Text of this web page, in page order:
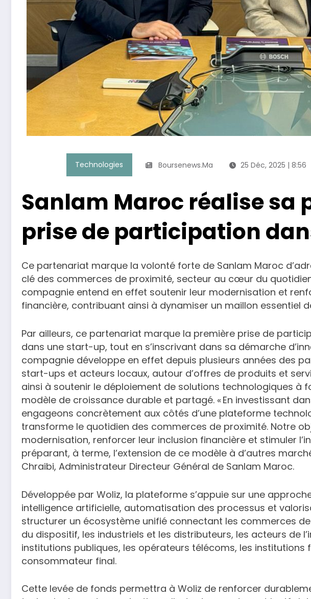
Technologies Boursenews.ma 25 Déc, 2025 | 8:56
Sanlam Maroc réalise sa
prise de participation
Ce partenariat marque la volonté forte de Sanlam Maroc
clé des commerces de proximité, secteur au cœur du
compagnie entend en effet soutenir leur modernisation et
financière, contribuant ainsi à dynamiser un maillon essentiel
Par ailleurs, ce partenariat marque la première prise de
dans une start-up, tout en s’inscrivant dans sa démarche
compagnie développe en effet depuis plusieurs années des
start-ups et acteurs locaux, autour d’offres de produits et
ainsi à soutenir le déploiement de solutions technologiques à
modèle de croissance durable et partagé. « En investissant
engageons concrètement aux côtés d’une plateforme
transforme le quotidien des commerces de proximité. Notre
modernisation, renforcer leur inclusion financière et stimuler
préparant, à terme, l’extension de ce modèle à d’autres
Chraibi, Administrateur Directeur Général de Sanlam Maroc.
Développée par Woliz, la plateforme s’appuie sur une
intelligence artificielle, automatisation des processus et
structurer un écosystème unifié connectant les commerces
du dispositif, les industriels et les distributeurs, les acteurs de
institutions publiques, les opérateurs télécoms, les institutions
consommateur final.
Cette levée de fonds permettra à Woliz de renforcer